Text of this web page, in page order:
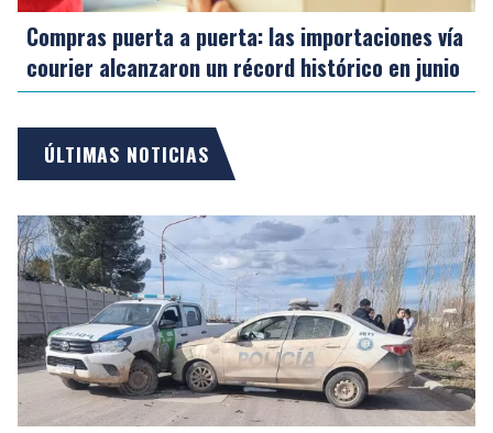
Compras puerta a puerta: las importaciones vía
courier alcanzaron un récord histórico en junio
ÚLTIMAS NOTICIAS